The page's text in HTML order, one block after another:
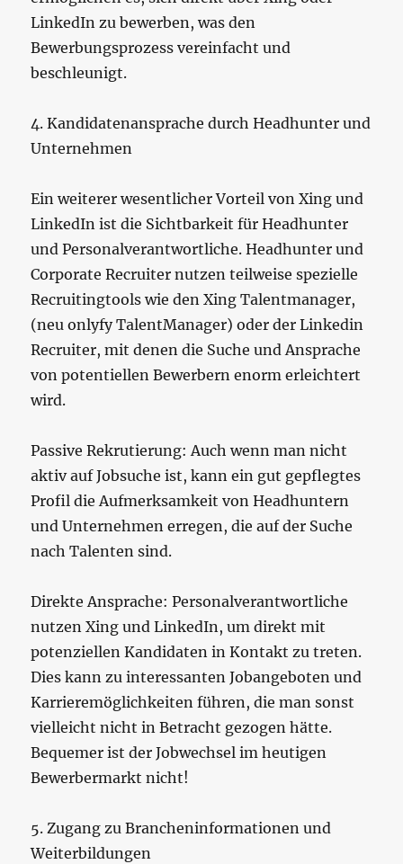
LinkedIn zu bewerben, was den
Bewerbungsprozess vereinfacht und
beschleunigt.
4. Kandidatenansprache durch Headhunter und
Unternehmen
Ein weiterer wesentlicher Vorteil von Xing und
LinkedIn ist die Sichtbarkeit für Headhunter
und Personalverantwortliche. Headhunter und
Corporate Recruiter nutzen teilweise spezielle
Recruitingtools wie den Xing Talentmanager,
(neu onlyfy TalentManager) oder der Linkedin
Recruiter, mit denen die Suche und Ansprache
von potentiellen Bewerbern enorm erleichtert
wird.
Passive Rekrutierung: Auch wenn man nicht
aktiv auf Jobsuche ist, kann ein gut gepflegtes
Profil die Aufmerksamkeit von Headhuntern
und Unternehmen erregen, die auf der Suche
nach Talenten sind.
Direkte Ansprache: Personalverantwortliche
nutzen Xing und LinkedIn, um direkt mit
potenziellen Kandidaten in Kontakt zu treten.
Dies kann zu interessanten Jobangeboten und
Karrieremöglichkeiten führen, die man sonst
vielleicht nicht in Betracht gezogen hätte.
Bequemer ist der Jobwechsel im heutigen
Bewerbermarkt nicht!
5. Zugang zu Brancheninformationen und
Weiterbildungen